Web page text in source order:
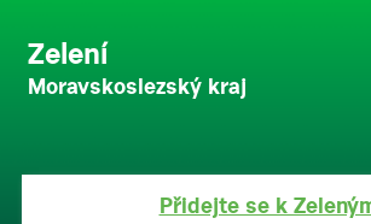
Zelení
Moravskoslezský kraj
Přidejte se k